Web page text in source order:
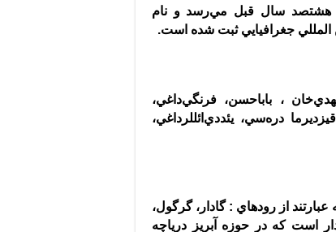
به هشتصد سال قبل مي‌رسد و نام
المللي جغرافيايي ثبت شده است.
، باباحسن، فرنگي‌داغي،
دره‌سي، يئددي‌ائللرداغي،
از رودهاي :گادار، گرگول،
است كه در حوزه آبريز درياچه